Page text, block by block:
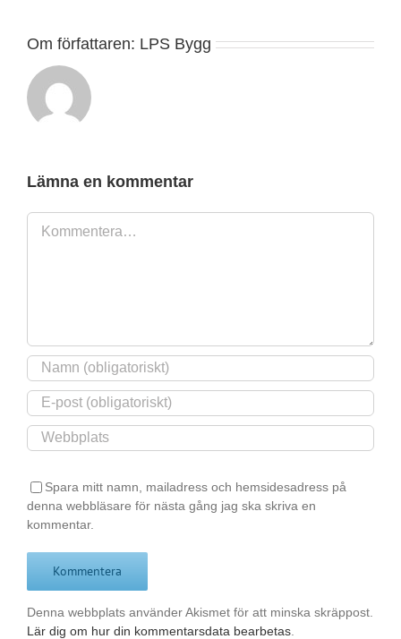
Om författaren: LPS Bygg
Lämna en kommentar
Kommentar
Spara mitt namn, mailadress och hemsidesadress på
denna webbläsare för nästa gång jag ska skriva en
kommentar.
Denna webbplats använder Akismet för att minska skräppost.
Lär dig om hur din kommentarsdata bearbetas